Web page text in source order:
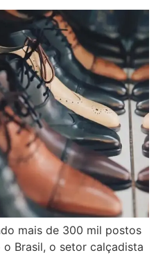
mais de 300 mil postos
Brasil, o setor calçadista